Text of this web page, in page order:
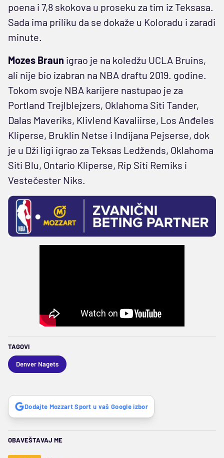
poena i 7,8 skokova u proseku za tim iz Teksasa.
Sada ima priliku da se dokaže u Koloradu i zaradi
minute.
Mozes Braun igrao je na koledžu UCLA Bruins,
ali nije bio izabran na NBA draftu 2019. godine.
Tokom svoje NBA karijere nastupao je za
Portland Trejlblejzers, Oklahoma Siti Tander,
Dalas Maveriks, Klivlend Kavaliirse, Los Anđeles
Kliperse, Bruklin Netse i Indijana Pejserse, dok
je u Dži ligi igrao za Teksas Ledžends, Oklahoma
Siti Blu, Ontario Kliperse, Rip Siti Remiks i
Vestečester Niks.
TAGOVI
Denver Nagets
Dodajte Mozzart Sport u vaš Google izbor
OBAVEŠTAVAJ ME